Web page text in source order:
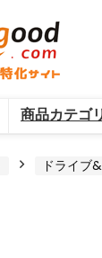
商品カテゴ
ドライブ